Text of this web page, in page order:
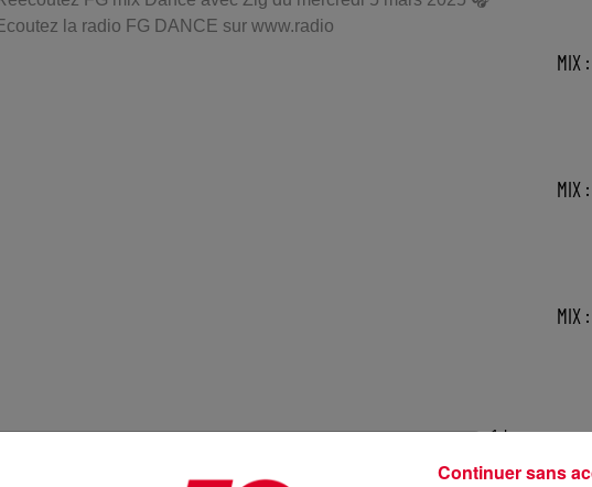
la radio FG DANCE sur www.radio
1 h
MIX
MIX
MIX
Continuer sans